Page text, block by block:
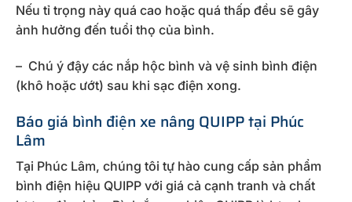
Nếu tỉ trọng này quá cao hoặc quá thấp đều sẽ gây
ảnh hưởng đến tuổi thọ của bình.
– Chú ý đậy các nắp hộc bình và vệ sinh bình điện
(khô hoặc ướt) sau khi sạc điện xong.
Báo giá bình điện xe nâng QUIPP tại Phúc
Lâm
Tại Phúc Lâm, chúng tôi tự hào cung cấp sản phẩm
bình điện hiệu QUIPP với giá cả cạnh tranh và chất